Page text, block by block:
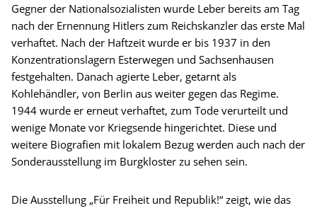
Gegner der Nationalsozialisten wurde Leber bereits am Tag
nach der Ernennung Hitlers zum Reichskanzler das erste Mal
verhaftet. Nach der Haftzeit wurde er bis 1937 in den
Konzentrationslagern Esterwegen und Sachsenhausen
festgehalten. Danach agierte Leber, getarnt als
Kohlehändler, von Berlin aus weiter gegen das Regime.
1944 wurde er erneut verhaftet, zum Tode verurteilt und
wenige Monate vor Kriegsende hingerichtet. Diese und
weitere Biografien mit lokalem Bezug werden auch nach der
Sonderausstellung im Burgkloster zu sehen sein.
Die Ausstellung „Für Freiheit und Republik!“ zeigt, wie das